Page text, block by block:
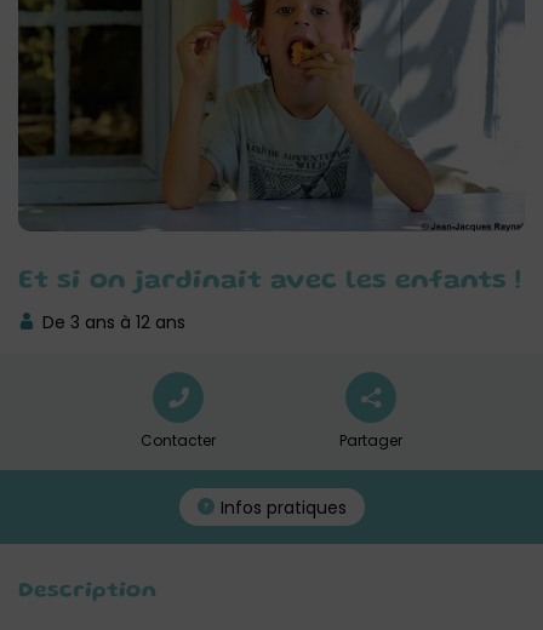
Et si on jardinait avec les enfants !
De 3 ans à 12 ans
Contacter Partager
Infos pratiques
Description